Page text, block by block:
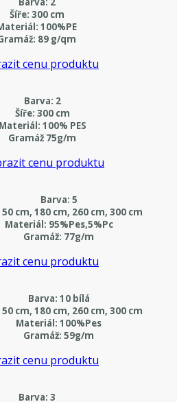
Šíře: 300 cm
100%PE
89 g/qm
cenu produktu
Barva: 2
Šíře: 300 cm
Materiál: 100% PES
Gramáž 75g/m
cenu produktu
Barva: 5
cm, 180 cm, 260 cm, 300 cm
Materiál: 95%Pes,5%Pc
Gramáž: 77g/m
cenu produktu
Barva: 10 bílá
cm, 180 cm, 260 cm, 300 cm
Materiál: 100%Pes
Gramáž: 59g/m
cenu produktu
Barva: 3